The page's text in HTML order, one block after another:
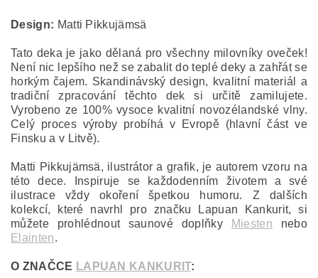
Design: Matti Pikkujämsä
Tato deka je jako dělaná pro všechny milovníky oveček!
Není nic lepšího než se zabalit do teplé deky a zahřát se
horkým čajem. Skandinávský design, kvalitní materiál a
tradiční zpracování těchto dek si určitě zamilujete.
Vyrobeno ze 100% vysoce kvalitní novozélandské vlny.
Celý proces výroby probíhá v Evropě (hlavní část ve
Finsku a v Litvě).
Matti Pikkujämsä, ilustrátor a grafik, je autorem vzoru na
této dece. Inspiruje se každodenním životem a své
ilustrace vždy okoření špetkou humoru. Z dalších
kolekcí, které navrhl pro značku Lapuan Kankurit, si
můžete prohlédnout saunové doplňky
Miesten nebo
Elainten.
O ZNAČCE LAPUAN KANKURIT: